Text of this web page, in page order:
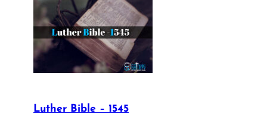
Luther Bible – 1545